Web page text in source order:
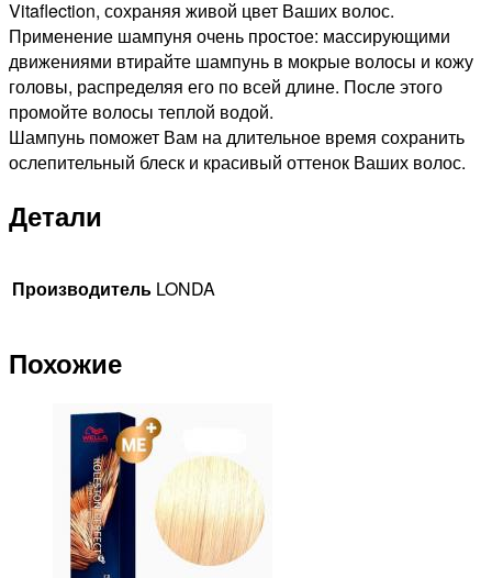
Vitaflection, сохраняя живой цвет Ваших волос.
Применение шампуня очень простое: массирующими
движениями втирайте шампунь в мокрые волосы и кожу
головы, распределяя его по всей длине. После этого
промойте волосы теплой водой.
Шампунь поможет Вам на длительное время сохранить
ослепительный блеск и красивый оттенок Ваших волос.
Детали
Производитель LONDA
Похожие